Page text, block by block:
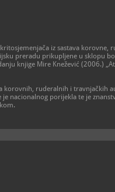
iz sastava korovne,
preradu prikupljene u sklopu
knjige Mire Knežević (2006.)
korovnih, ruderalnih i travnjačkih
nacionalnog porijekla te je